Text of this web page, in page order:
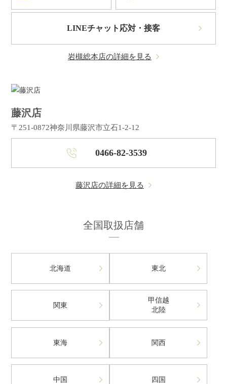
LINEチャット応対・接客
岩槻総本店の詳細を見る
藤沢店
〒251-0872神奈川県藤沢市立石1-2-12
0466-82-3539
藤沢店の詳細を見る
全国取扱店舗
北海道 東北
関東
甲信越
北陸
東海 関西
中国 四国